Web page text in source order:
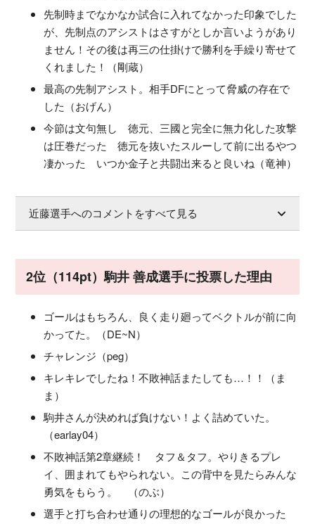
先制時までなかなか試合に入れてなかった印象でした
が、先制点のアシストはさすがとしか言いようがあり
ません！その後は再三の仕掛けで勝利を手繰り寄せて
くれました！（剛蔵）
最高の先制アシスト。相手DFにとって脅威の存在で
した（おげん）
今節は文句無し 徳元、三國と完全に無力化した攻撃
は圧巻だった 徳元を抜いたスルーして前に出るやつ
凄かった いつか金子と共闘出来ると良いね（竜神）
近藤選手へのコメントをすべて見る
2位（114pt）駒井 善成選手に投票した理由
ゴールはもちろん、良く走り廻ってベクトルが前に向
かってた。（DE~N）
チャレンジ（peg）
キレキレでしたね！不敗神話またしても…！！（ま
ま）
駒井さんが決めれば負けない！よく詰めていた。
（earlay04）
不敗神話第2章継続！ タフ＆タフ。やりきるプレ
イ、囲まれてもやられない。この背中を見たらみんな
勇気をもらう。 （のぶ）
選手と打ち合わせ通りの理想的なゴールが良かった